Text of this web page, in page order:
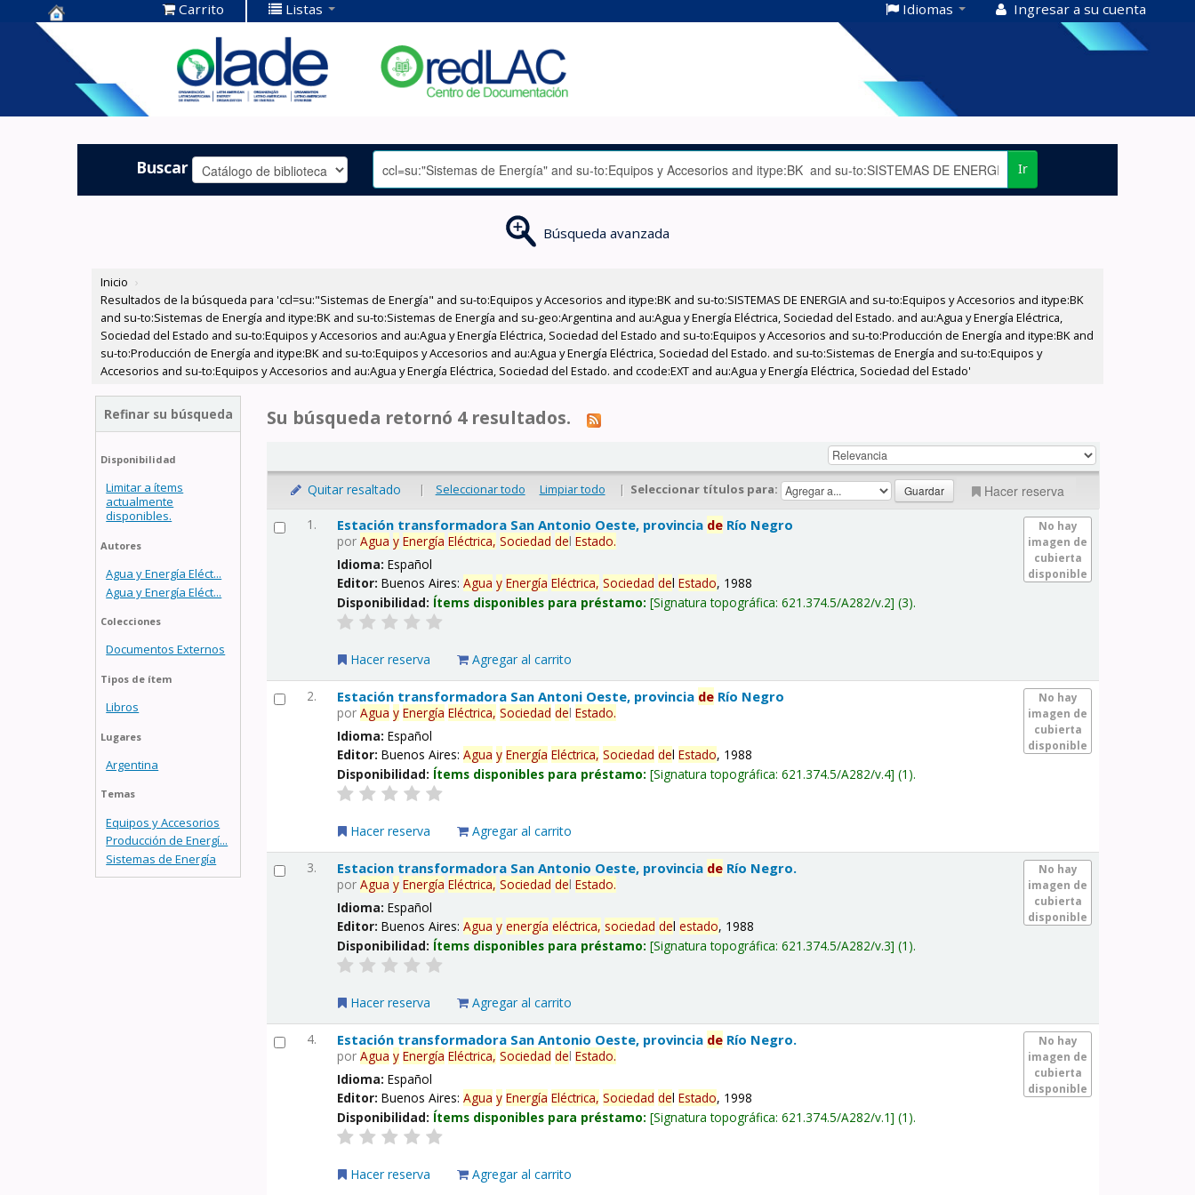
Centro de
Documentación
OLADE -
Carrito Listas Idiomas Ingresar a su cuenta
Buscar Ir
Búsqueda avanzada
Inicio ›
Resultados de la búsqueda para 'ccl=su:"Sistemas de Energía" and su-to:Equipos y Accesorios and itype:BK and su-to:SISTEMAS DE ENERGIA and su-to:Equipos y Accesorios and itype:BK
and su-to:Sistemas de Energía and itype:BK and su-to:Sistemas de Energía and su-geo:Argentina and au:Agua y Energía Eléctrica, Sociedad del Estado. and au:Agua y Energía Eléctrica,
Sociedad del Estado and su-to:Equipos y Accesorios and au:Agua y Energía Eléctrica, Sociedad del Estado and su-to:Equipos y Accesorios and su-to:Producción de Energía and itype:BK and
su-to:Producción de Energía and itype:BK and su-to:Equipos y Accesorios and au:Agua y Energía Eléctrica, Sociedad del Estado. and su-to:Sistemas de Energía and su-to:Equipos y
Accesorios and su-to:Equipos y Accesorios and au:Agua y Energía Eléctrica, Sociedad del Estado. and ccode:EXT and au:Agua y Energía Eléctrica, Sociedad del Estado'
Refinar su búsqueda
Disponibilidad
Limitar a ítems
actualmente
disponibles.
Autores
Agua y Energía Eléct...
Agua y Energía Eléct...
Colecciones
Documentos Externos
Tipos de ítem
Libros
Lugares
Argentina
Temas
Equipos y Accesorios
Producción de Energí...
Sistemas de Energía
Su búsqueda retornó 4 resultados.
Quitar resaltado | Seleccionar todo Limpiar todo | Seleccionar títulos para: Hacer reserva
1.
No hay
imagen de
cubierta
disponible
Estación transformadora San Antonio Oeste, provincia de Río Negro
porAgua y Energía Eléctrica, Sociedad delEstado.
Idioma:Español
Editor:Buenos Aires:Agua y Energía Eléctrica, Sociedad delEstado, 1988
Disponibilidad: Ítems disponibles para préstamo: Signatura topográfica:621.374.5/A282/v.2 (3).
Hacer reserva Agregar al carrito
2.
No hay
imagen de
cubierta
disponible
Estación transformadora San Antoni Oeste, provincia de Río Negro
porAgua y Energía Eléctrica, Sociedad delEstado.
Idioma:Español
Editor:Buenos Aires:Agua y Energía Eléctrica, Sociedad delEstado, 1988
Disponibilidad: Ítems disponibles para préstamo: Signatura topográfica:621.374.5/A282/v.4 (1).
Hacer reserva Agregar al carrito
3.
No hay
imagen de
cubierta
disponible
Estacion transformadora San Antonio Oeste, provincia de Río Negro.
porAgua y Energía Eléctrica, Sociedad delEstado.
Idioma:Español
Editor:Buenos Aires:Agua y energía eléctrica, sociedad delestado, 1988
Disponibilidad: Ítems disponibles para préstamo: Signatura topográfica:621.374.5/A282/v.3 (1).
Hacer reserva Agregar al carrito
4.
No hay
imagen de
cubierta
disponible
Estación transformadora San Antonio Oeste, provincia de Río Negro.
porAgua y Energía Eléctrica, Sociedad delEstado.
Idioma:Español
Editor:Buenos Aires:Agua y Energía Eléctrica, Sociedad delEstado, 1998
Disponibilidad: Ítems disponibles para préstamo: Signatura topográfica:621.374.5/A282/v.1 (1).
Hacer reserva Agregar al carrito